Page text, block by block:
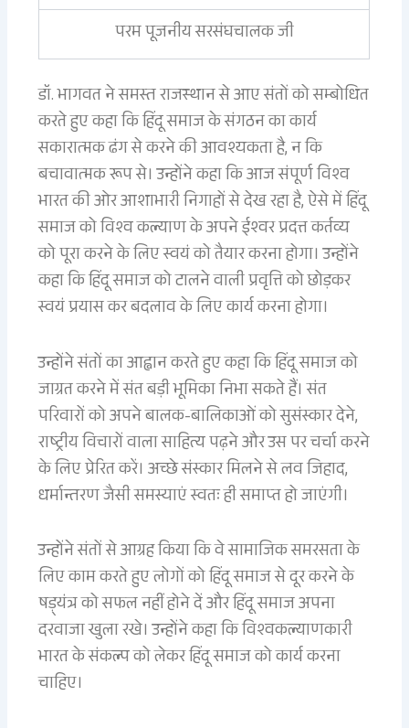
परम पूजनीय सरसंघचालक जी
डॉ. भागवत ने समस्त राजस्थान से आए संतों को सम्बोधित
करते हुए कहा कि हिंदू समाज के संगठन का कार्य
सकारात्मक ढंग से करने की आवश्यकता है, न कि
बचावात्मक रूप से। उन्होंने कहा कि आज संपूर्ण विश्व
भारत की ओर आशाभारी निगाहों से देख रहा है, ऐसे में हिंदू
समाज को विश्व कल्याण के अपने ईश्वर प्रदत्त कर्तव्य
को पूरा करने के लिए स्वयं को तैयार करना होगा। उन्होंने
कहा कि हिंदू समाज को टालने वाली प्रवृत्ति को छोड़कर
स्वयं प्रयास कर बदलाव के लिए कार्य करना होगा।
उन्होंने संतों का आह्वान करते हुए कहा कि हिंदू समाज को
जाग्रत करने में संत बड़ी भूमिका निभा सकते हैं। संत
परिवारों को अपने बालक-बालिकाओं को सुसंस्कार देने,
राष्ट्रीय विचारों वाला साहित्य पढ़ने और उस पर चर्चा करने
के लिए प्रेरित करें। अच्छे संस्कार मिलने से लव जिहाद,
धर्मान्तरण जैसी समस्याएं स्वतः ही समाप्त हो जाएंगी।
उन्होंने संतों से आग्रह किया कि वे सामाजिक समरसता के
लिए काम करते हुए लोगों को हिंदू समाज से दूर करने के
षड़्यंत्र को सफल नहीं होने दें और हिंदू समाज अपना
दरवाजा खुला रखे। उन्होंने कहा कि विश्वकल्याणकारी
भारत के संकल्प को लेकर हिंदू समाज को कार्य करना
चाहिए।